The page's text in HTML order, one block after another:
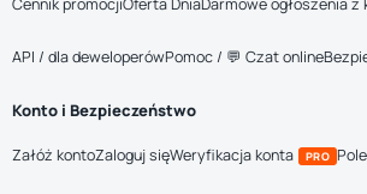
Cennik promocjiOferta DniaDarmowe ogłoszenia z
API / dla deweloperówPomoc / 💬 Czat online
Konto i Bezpieczeństwo
Załóż kontoZaloguj sięWeryfikacja konta PRO